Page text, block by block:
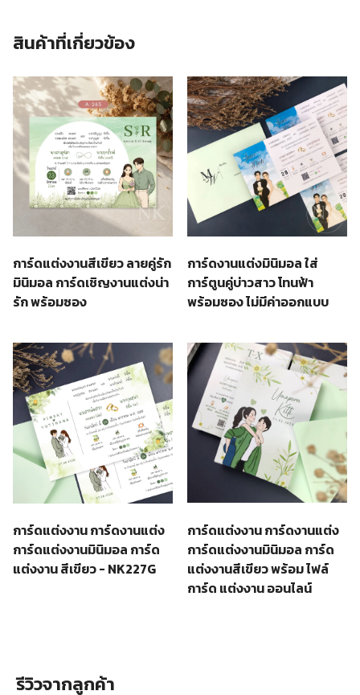
สินค้าที่เกี่ยวข้อง
การ์ดแต่งงานสีเขียว ลายคู่รัก
มินิมอล การ์ดเชิญงานแต่งน่า
รัก พร้อมซอง
การ์ดงานแต่งมินิมอล ใส่
การ์ตูนคู่บ่าวสาว โทนฟ้า
พร้อมซอง ไม่มีค่าออกแบบ
การ์ดแต่งงาน การ์ดงานแต่ง
การ์ดแต่งงานมินิมอล การ์ด
แต่งงาน สีเขียว - NK227G
การ์ดแต่งงาน การ์ดงานแต่ง
การ์ดแต่งงานมินิมอล การ์ด
แต่งงานสีเขียว พร้อม ไฟล์
การ์ด แต่งงาน ออนไลน์
รีวิวจากลูกค้า